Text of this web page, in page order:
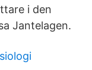
i den
Jantelagen.